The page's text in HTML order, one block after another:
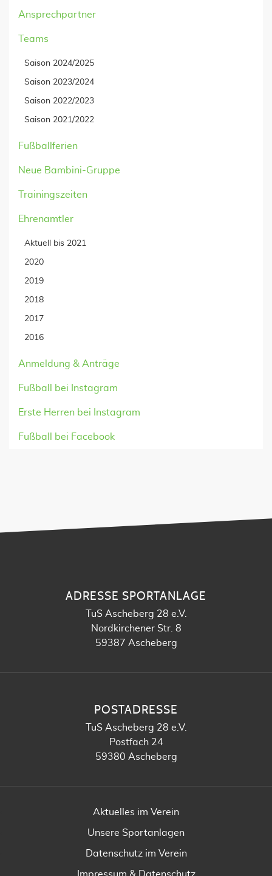
Ansprechpartner
Teams
Saison 2024/2025
Saison 2023/2024
Saison 2022/2023
Saison 2021/2022
Fußballferien
Neue Bambini-Gruppe
Trainingszeiten
Ehrenamtler
Aktuell bis 2021
2020
2019
2018
2017
2016
Anmeldung & Anträge
Fußball bei Instagram
Erste Herren bei Instagram
Fußball bei Facebook
ADRESSE SPORTANLAGE
TuS Ascheberg 28 e.V.
Nordkirchener Str. 8
59387 Ascheberg
POSTADRESSE
TuS Ascheberg 28 e.V.
Postfach 24
59380 Ascheberg
Aktuelles im Verein
Unsere Sportanlagen
Datenschutz im Verein